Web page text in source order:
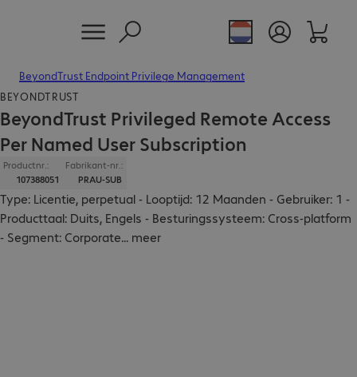
BeyondTrust Endpoint Privilege Management
BEYONDTRUST
BeyondTrust Privileged Remote Access
Per Named User Subscription
Productnr.:
107388051
Fabrikant-nr.:
PRAU-SUB
Type: Licentie, perpetual - Looptijd: 12 Maanden - Gebruiker: 1 -
Producttaal: Duits, Engels - Besturingssysteem: Cross-platform
- Segment: Corporate... meer